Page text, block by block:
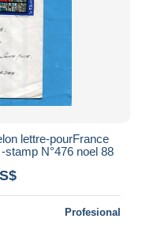
lettre-pourFrance
N°476 noel 88
Profesional